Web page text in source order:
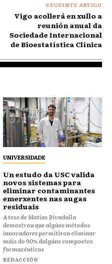
SEGUINTE ARTIGO
Vigo acollerá en xullo a
reunión anual da
Sociedade Internacional
de Bioestatística Clínica
UNIVERSIDADE
Un estudo da USC valida
novos sistemas para
eliminar contaminantes
emerxentes nas augas
residuais
A tese de Matías Rivadulla
demostrou que algúns métodos
innovadores permitiron eliminar
máis do 90% dalgúns compostos
farmacéuticos
REDACCIÓN